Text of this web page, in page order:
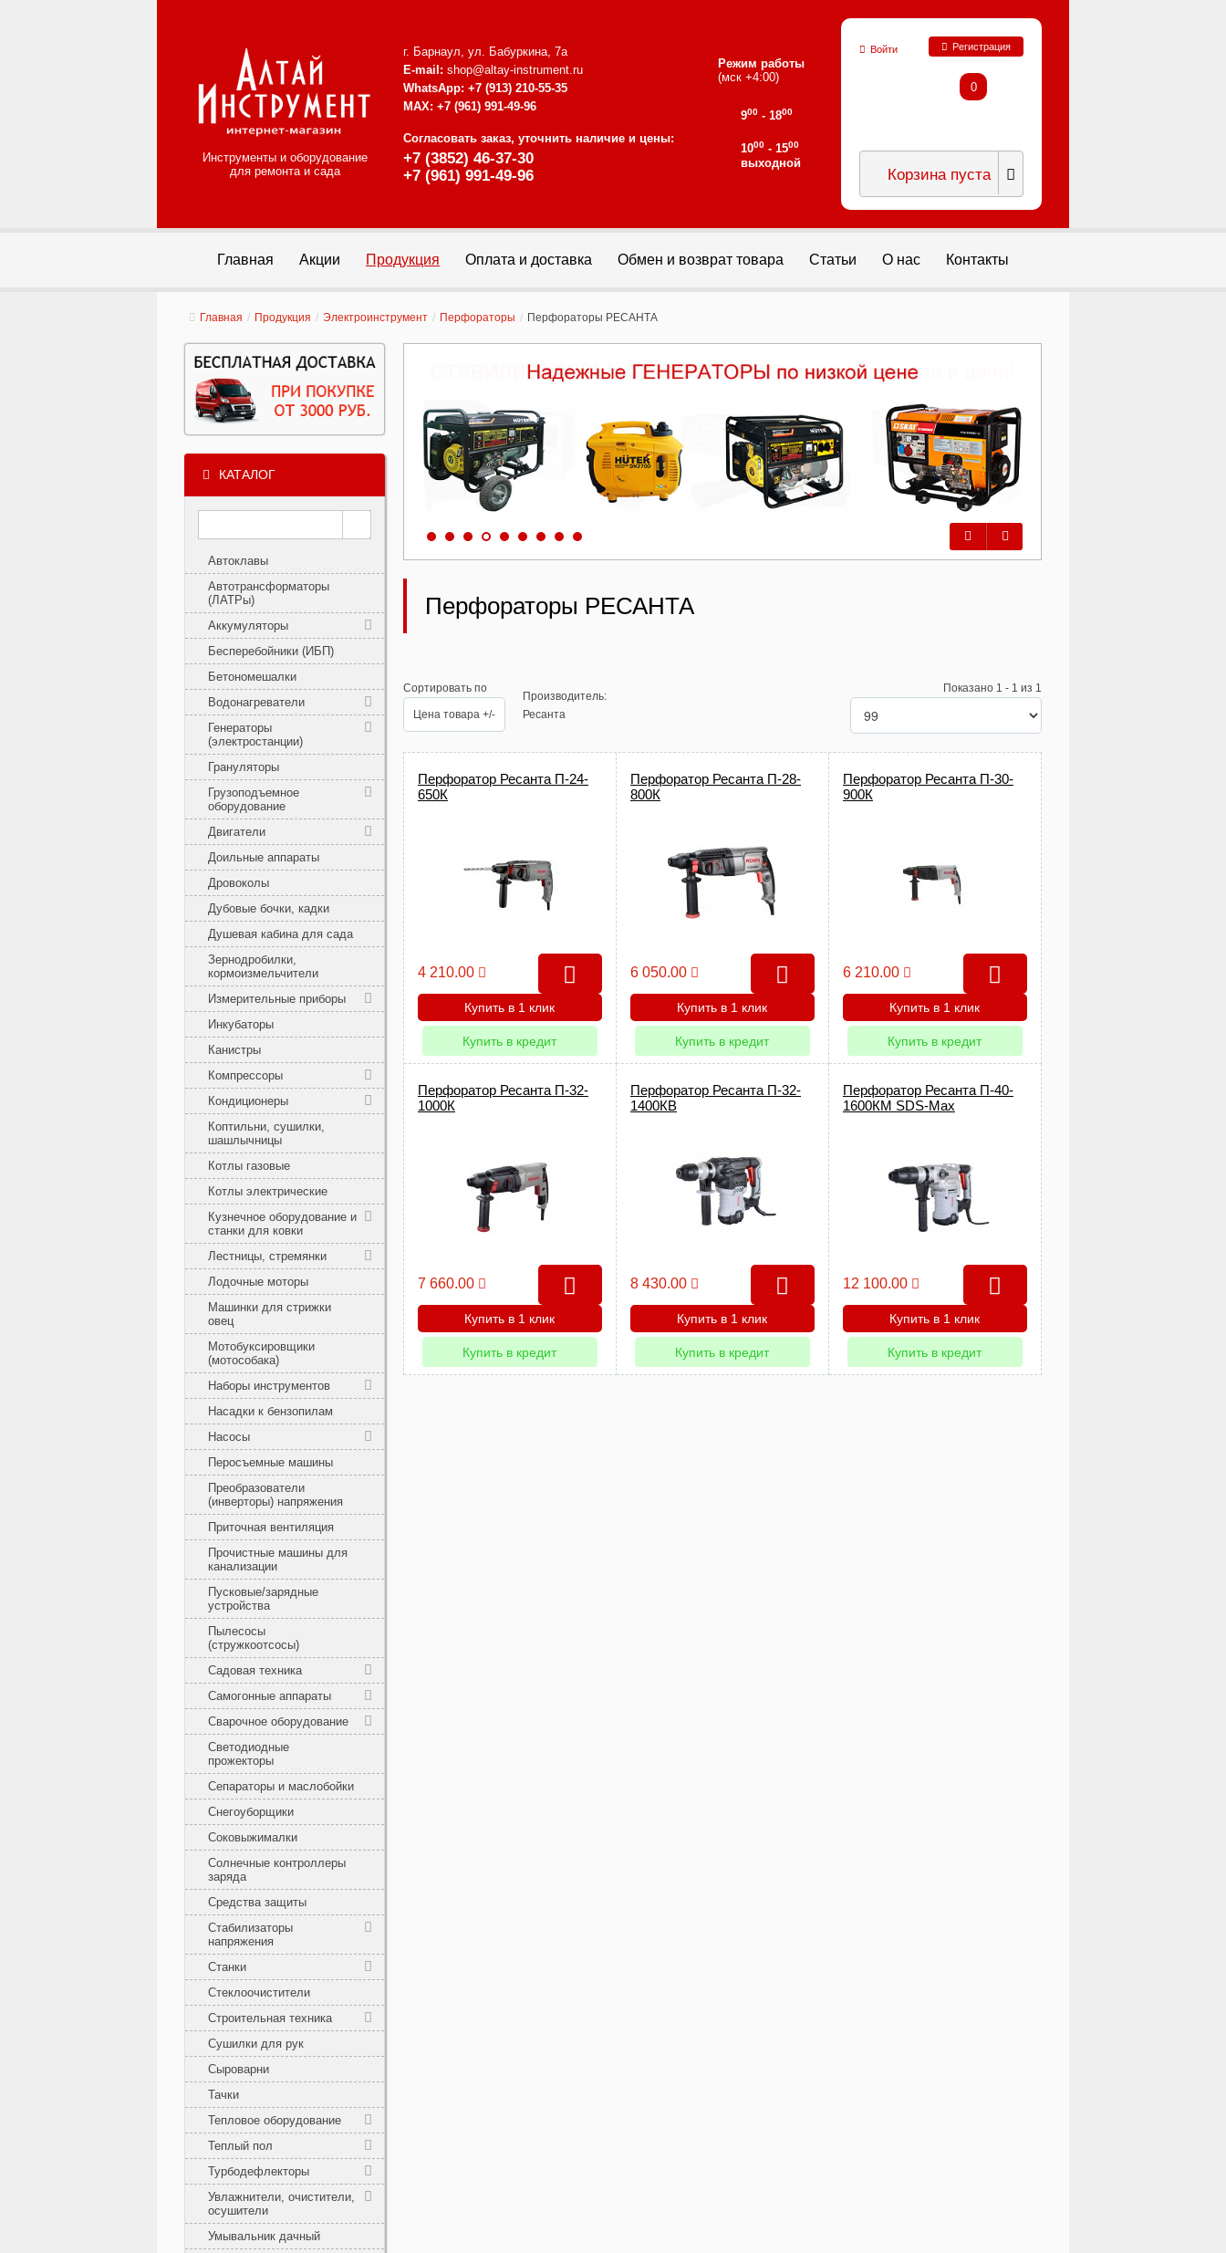
Инструменты и оборудование
для ремонта и сада
г. Барнаул, ул. Бабуркина, 7а
E-mail: shop@altay-instrument.ru
WhatsApp: +7 (913) 210-55-35
MAX: +7 (961) 991-49-96
Согласовать заказ, уточнить наличие и цены:
+7 (3852) 46-37-30
+7 (961) 991-49-96
Режим работы
(мск +4:00)
900 - 1800
1000 - 1500
выходной
Войти Регистрация
0
Корзина пуста
Главная Акции Продукция Оплата и доставка Обмен и возврат товара Статьи О нас Контакты
Главная / Продукция / Электроинструмент / Перфораторы / Перфораторы РЕСАНТА
КАТАЛОГ
Автоклавы
Автотрансформаторы
(ЛАТРы)
Аккумуляторы
Бесперебойники (ИБП)
Бетономешалки
Водонагреватели
Генераторы
(электростанции)
Грануляторы
Грузоподъемное
оборудование
Двигатели
Доильные аппараты
Дровоколы
Дубовые бочки, кадки
Душевая кабина для сада
Зернодробилки,
кормоизмельчители
Измерительные приборы
Инкубаторы
Канистры
Компрессоры
Кондиционеры
Коптильни, сушилки,
шашлычницы
Котлы газовые
Котлы электрические
Кузнечное оборудование и
станки для ковки
Лестницы, стремянки
Лодочные моторы
Машинки для стрижки
овец
Мотобуксировщики
(мотособака)
Наборы инструментов
Насадки к бензопилам
Насосы
Перосъемные машины
Преобразователи
(инверторы) напряжения
Приточная вентиляция
Прочистные машины для
канализации
Пусковые/зарядные
устройства
Пылесосы
(стружкоотсосы)
Садовая техника
Самогонные аппараты
Сварочное оборудование
Светодиодные
прожекторы
Сепараторы и маслобойки
Снегоуборщики
Соковыжималки
Солнечные контроллеры
заряда
Средства защиты
Стабилизаторы
напряжения
Станки
Стеклоочистители
Строительная техника
Сушилки для рук
Сыроварни
Тачки
Тепловое оборудование
Теплый пол
Турбодефлекторы
Увлажнители, очистители,
осушители
Умывальник дачный
Предыдущий
Следующий
Перфораторы РЕСАНТА
Сортировать по
Цена товара +/-
Производитель:
Ресанта
Показано 1 - 1 из 1
Перфоратор Ресанта П-24-
650К
4 210.00
Купить в 1 клик
Купить в кредит
Перфоратор Ресанта П-28-
800К
6 050.00
Купить в 1 клик
Купить в кредит
Перфоратор Ресанта П-30-
900К
6 210.00
Купить в 1 клик
Купить в кредит
Перфоратор Ресанта П-32-
1000К
7 660.00
Купить в 1 клик
Купить в кредит
Перфоратор Ресанта П-32-
1400КВ
8 430.00
Купить в 1 клик
Купить в кредит
Перфоратор Ресанта П-40-
1600КМ SDS-Max
12 100.00
Купить в 1 клик
Купить в кредит